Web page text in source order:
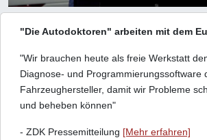
"Die Autodoktoren" arbeiten mit dem
"Wir brauchen heute als freie Werkstatt
Diagnose- und Programmierungssoftware
Fahrzeughersteller, damit wir Probleme
und beheben können"
- ZDK Pressemitteilung [Mehr erfahren]